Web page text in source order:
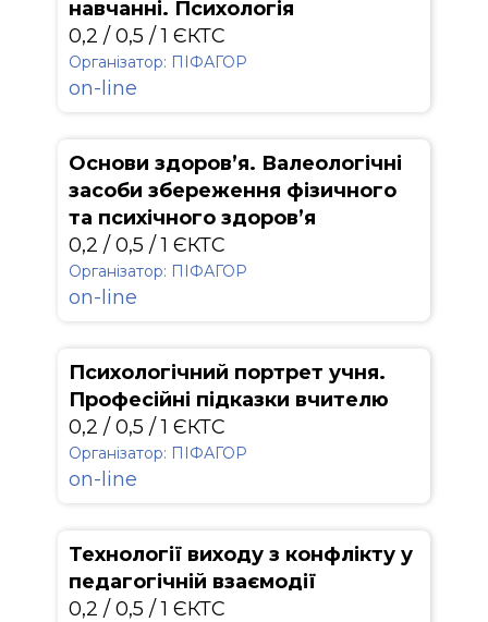
навчанні. Психологія
0,2 / 0,5 / 1 ЄКТС
Організатор: ПІФАГОР
on-line
Основи здоров’я. Валеологічні
засоби збереження фізичного
та психічного здоров’я
0,2 / 0,5 / 1 ЄКТС
Організатор: ПІФАГОР
on-line
Психологічний портрет учня.
Професійні підказки вчителю
0,2 / 0,5 / 1 ЄКТС
Організатор: ПІФАГОР
on-line
Технології виходу з конфлікту у
педагогічній взаємодії
0,2 / 0,5 / 1 ЄКТС